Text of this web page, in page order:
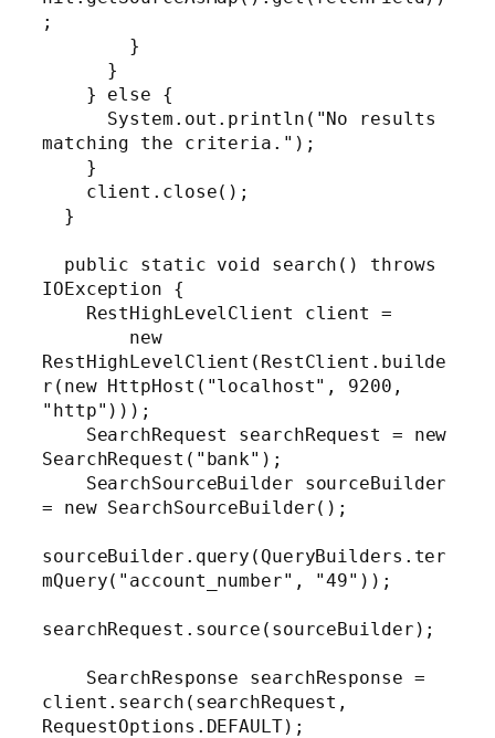
;
matching the criteria.");
IOException {
RestHighLevelClient(RestClient.builde
r(new HttpHost("localhost", 9200,
"http")));
SearchRequest("bank");
= new SearchSourceBuilder();
sourceBuilder.query(QueryBuilders.ter
mQuery("account_number", "49"));
searchRequest.source(sourceBuilder);
client.search(searchRequest,
RequestOptions.DEFAULT);